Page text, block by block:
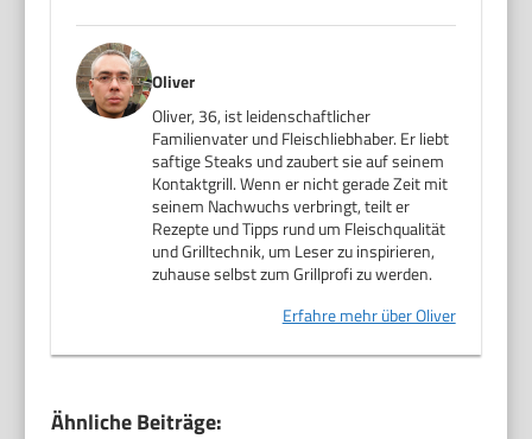
Oliver
Oliver, 36, ist leidenschaftlicher
Familienvater und Fleischliebhaber. Er liebt
saftige Steaks und zaubert sie auf seinem
Kontaktgrill. Wenn er nicht gerade Zeit mit
seinem Nachwuchs verbringt, teilt er
Rezepte und Tipps rund um Fleischqualität
und Grilltechnik, um Leser zu inspirieren,
zuhause selbst zum Grillprofi zu werden.
Erfahre mehr über Oliver
Ähnliche Beiträge: